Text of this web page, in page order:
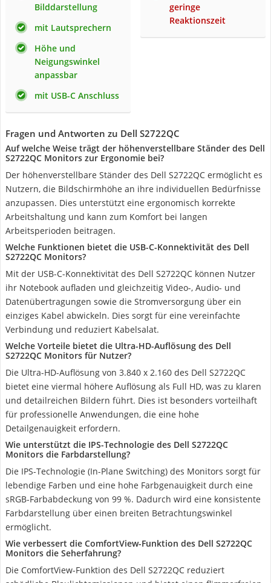
Bilddarstellung
mit Lautsprechern
Höhe und
Neigungswinkel
anpassbar
mit USB-C Anschluss
geringe
Reaktionszeit
Fragen und Antworten zu Dell S2722QC
Auf welche Weise trägt der höhenverstellbare Ständer des Dell
S2722QC Monitors zur Ergonomie bei?
Der höhenverstellbare Ständer des Dell S2722QC ermöglicht es
Nutzern, die Bildschirmhöhe an ihre individuellen Bedürfnisse
anzupassen. Dies unterstützt eine ergonomisch korrekte
Arbeitshaltung und kann zum Komfort bei langen
Arbeitsperioden beitragen.
Welche Funktionen bietet die USB-C-Konnektivität des Dell
S2722QC Monitors?
Mit der USB-C-Konnektivität des Dell S2722QC können Nutzer
ihr Notebook aufladen und gleichzeitig Video-, Audio- und
Datenübertragungen sowie die Stromversorgung über ein
einziges Kabel abwickeln. Dies sorgt für eine vereinfachte
Verbindung und reduziert Kabelsalat.
Welche Vorteile bietet die Ultra-HD-Auflösung des Dell
S2722QC Monitors für Nutzer?
Die Ultra-HD-Auflösung von 3.840 x 2.160 des Dell S2722QC
bietet eine viermal höhere Auflösung als Full HD, was zu klaren
und detailreichen Bildern führt. Dies ist besonders vorteilhaft
für professionelle Anwendungen, die eine hohe
Detailgenauigkeit erfordern.
Wie unterstützt die IPS-Technologie des Dell S2722QC
Monitors die Farbdarstellung?
Die IPS-Technologie (In-Plane Switching) des Monitors sorgt für
lebendige Farben und eine hohe Farbgenauigkeit durch eine
sRGB-Farbabdeckung von 99 %. Dadurch wird eine konsistente
Farbdarstellung über einen breiten Betrachtungswinkel
ermöglicht.
Wie verbessert die ComfortView-Funktion des Dell S2722QC
Monitors die Seherfahrung?
Die ComfortView-Funktion des Dell S2722QC reduziert